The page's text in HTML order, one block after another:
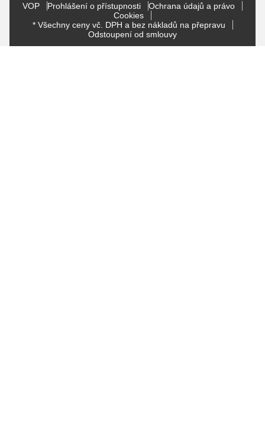
VOP Prohlášení o přístupnosti
Ochrana údajů a právo
Cookies
* Všechny ceny vč. DPH a bez nákladů na přepravu
Odstoupení od smlouvy